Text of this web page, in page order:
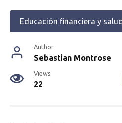
Educación financiera y salud
Author
Sebastian Montrose
Views
22